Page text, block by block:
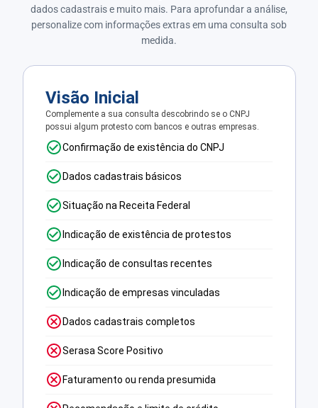
dados cadastrais e muito mais. Para aprofundar a análise,
personalize com informações extras em uma consulta sob
medida.
Visão Inicial
Complemente a sua consulta descobrindo se o CNPJ
possui algum protesto com bancos e outras empresas.
Confirmação de existência do CNPJ
Dados cadastrais básicos
Situação na Receita Federal
Indicação de existência de protestos
Indicação de consultas recentes
Indicação de empresas vinculadas
Dados cadastrais completos
Serasa Score Positivo
Faturamento ou renda presumida